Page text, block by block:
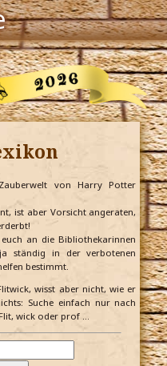
werden!
von Harry Potter
ist aber Vorsicht angeraten,
an die Bibliothekarinnen
ständig in der verbotenen
bestimmt.
wisst aber nicht, wie er
Suche einfach nur nach
wick oder prof …